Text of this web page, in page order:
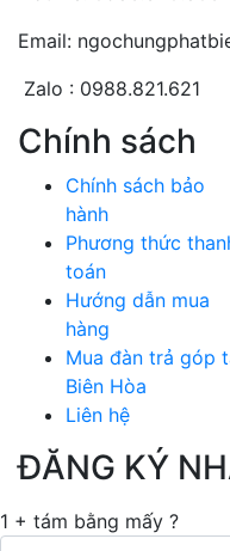
Email:
Zalo : 0988.821.621
Chính sách
Chính sách bảo
hành
Phương thức
toán
Hướng dẫn mua
hàng
Mua đàn trả góp
Biên Hòa
Liên hệ
ĐĂNG KÝ
1 + tám bằng mấy ?